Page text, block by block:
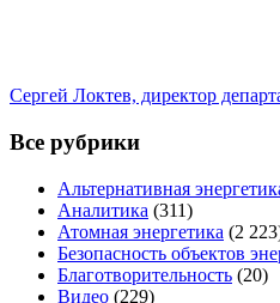
Сергей Локтев, директор
Все рубрики
Альтернативная
Аналитика (311)
Атомная энергетика (2
Безопасность объектов
Благотворительность (20)
Видео (229)